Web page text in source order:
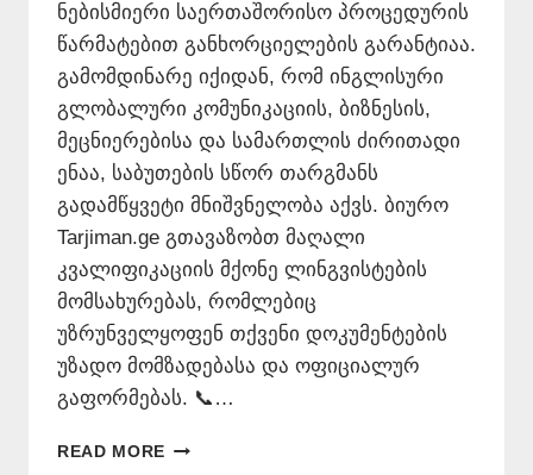
ნებისმიერი საერთაშორისო პროცედურის
წარმატებით განხორციელების გარანტიაა.
გამომდინარე იქიდან, რომ ინგლისური
გლობალური კომუნიკაციის, ბიზნესის,
მეცნიერებისა და სამართლის ძირითადი
ენაა, საბუთების სწორ თარგმანს
გადამწყვეტი მნიშვნელობა აქვს. ბიურო
Tarjiman.ge გთავაზობთ მაღალი
კვალიფიკაციის მქონე ლინგვისტების
მომსახურებას, რომლებიც
უზრუნველყოფენ თქვენი დოკუმენტების
უზადო მომზადებასა და ოფიციალურ
გაფორმებას. 📞…
READ MORE ᲘᲜᲒᲚᲘᲡᲣᲠᲘ